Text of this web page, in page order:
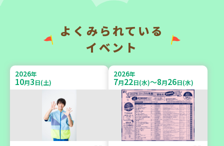
ボランティア
10月6日(火)
西牟婁郡上富田町岩田
9月6日(日)
西宮市
よくみられている
イベント
2026年
10月3日(土)
2026年
7月22日(水)～8月26日(水)